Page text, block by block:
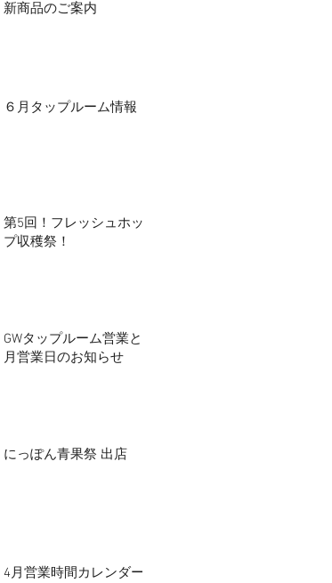
新商品のご案内
６月タップルーム情報
第5回！フレッシュホッ
プ収穫祭！
GWタップルーム営業と5
月営業日のお知らせ
にっぽん青果祭 出店
4月営業時間カレンダー